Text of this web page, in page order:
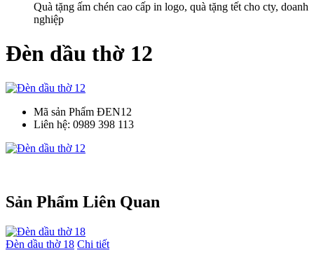
Quà tặng ấm chén cao cấp in logo, quà tặng tết cho cty, doanh
nghiệp
Đèn dầu thờ 12
Mã sản Phẩm ĐEN12
Liên hệ: 0989 398 113
Sản Phẩm Liên Quan
Đèn dầu thờ 18 Chi tiết